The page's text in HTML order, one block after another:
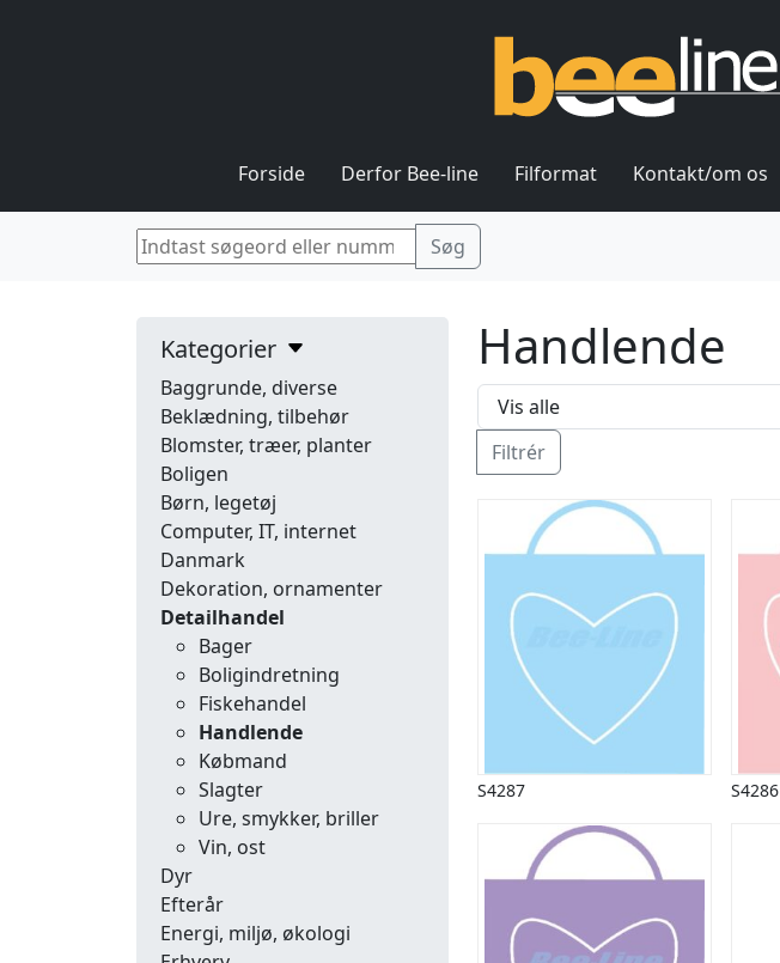
Forside Derfor Bee-line Filformat Kontakt/om os
Kategorier
Baggrunde, diverse
Beklædning, tilbehør
Blomster, træer, planter
Boligen
Børn, legetøj
Computer, IT, internet
Danmark
Dekoration, ornamenter
Detailhandel
Bager
Boligindretning
Fiskehandel
Handlende
Købmand
Slagter
Ure, smykker, briller
Vin, ost
Dyr
Efterår
Energi, miljø, økologi
Handlende
Filtrér
S4287 S4286